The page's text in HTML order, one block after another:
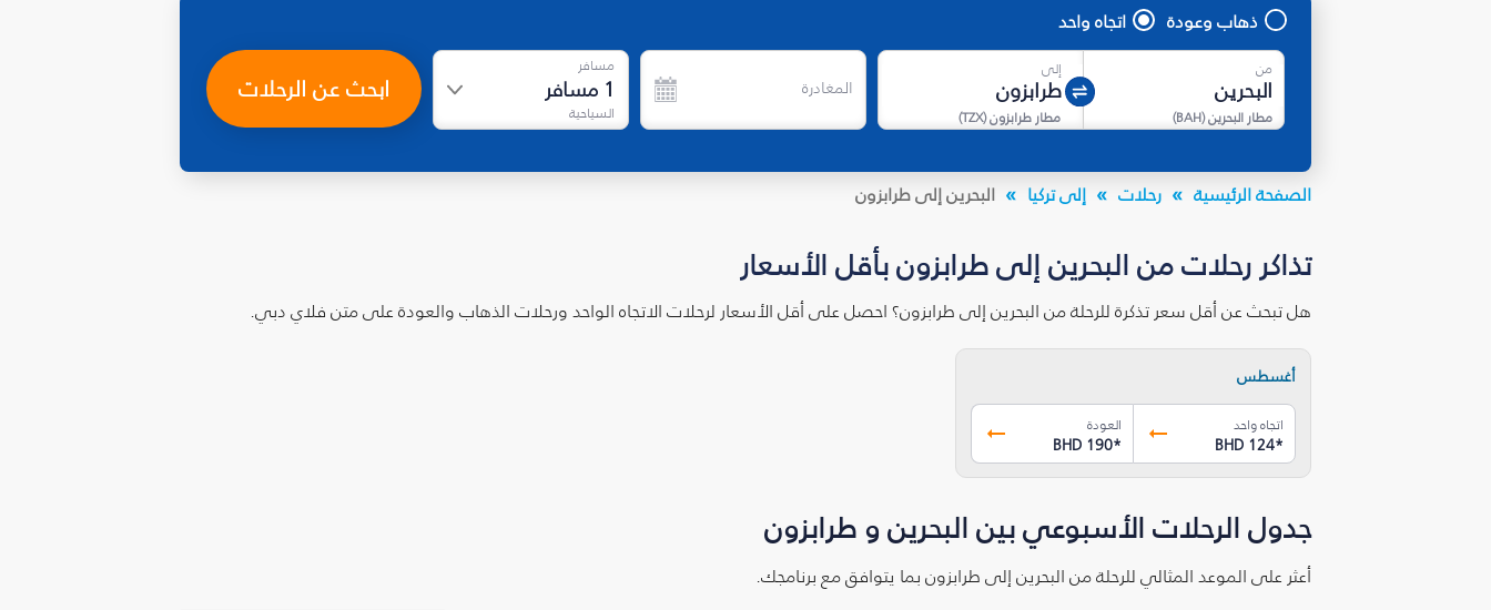
ذهاب وعودة اتجاه واحد
من
مطار البحرين(
BAH
)
إلى
مطار طرابزون(
TZX
)
المغادرة
مسافر
1 مسافر
السياحية
ابحث عن الرحلات
الصفحة الرئيسية رحلات إلى تركيا البحرين إلى طرابزون
تذاكر رحلات من البحرين إلى طرابزون بأقل الأسعار
هل تبحث عن أقل سعر تذكرة للرحلة من البحرين إلى طرابزون؟ احصل على أقل الأسعار لرحلات الاتجاه الواحد ورحلات الذهاب والعودة على متن فلاي دبي.
أغسطس
اتجاه واحد
BHD 124*
العودة
BHD 190*
جدول الرحلات الأسبوعي بين البحرين و طرابزون
أعثر على الموعد المثالي للرحلة من البحرين إلى طرابزون بما يتوافق مع برنامجك.